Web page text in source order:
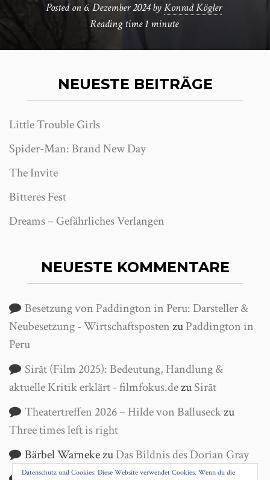
Posted on 6. Dezember 2024 byKonrad Kögler
Reading time1 minute
NEUESTE BEITRÄGE
Little Trouble Girls
Spider-Man: Brand New Day
The Invite
Bitteres Fest
Dreams – Gefährliches Verlangen
NEUESTE KOMMENTARE
Besetzung von Paddington in Peru: Darsteller &
Neubesetzung - WirtschaftspostenzuPaddington in
Peru
Sirāt (Film 2025): Bedeutung, Handlung &
aktuelle Kritik erklärt - filmfokus.dezuSirāt
Theatertreffen 2026 – Hilde von Balluseckzu
Three times left is right
Bärbel WarnekezuDas Bildnis des Dorian Gray
Datenschutz und Cookies: Diese Website verwendet Cookies. Wenn du die